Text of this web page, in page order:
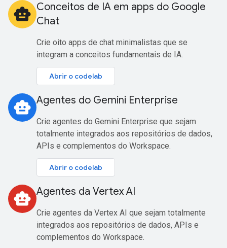
smart_toy Conceitos de IA em apps do Google
Chat
Crie oito apps de chat minimalistas que se
integram a conceitos fundamentais de IA.
Abrir o codelab
smart_toy Agentes do Gemini Enterprise
Crie agentes do Gemini Enterprise que sejam
totalmente integrados aos repositórios de dados,
APIs e complementos do Workspace.
Abrir o codelab
smart_toy Agentes da Vertex AI
Crie agentes da Vertex AI que sejam totalmente
integrados aos repositórios de dados, APIs e
complementos do Workspace.